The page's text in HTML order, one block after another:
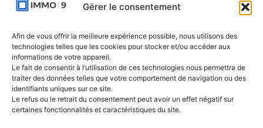
Gérer le consentement
Afin de vous offrir la meilleure expérience possible, nous utilisons des
technologies telles que les cookies pour stocker et/ou accéder aux
informations de votre appareil.
Le fait de consentir à l’utilisation de ces technologies nous permettra de
traiter des données telles que votre comportement de navigation ou des
identifiants uniques sur ce site.
Le refus ou le retrait du consentement peut avoir un effet négatif sur
certaines fonctionnalités et caractéristiques du site.
491 - bte 12 |
IMMO-9 Namur |
Rue de l'Armée
Grouchy 1 |
5000 Namur